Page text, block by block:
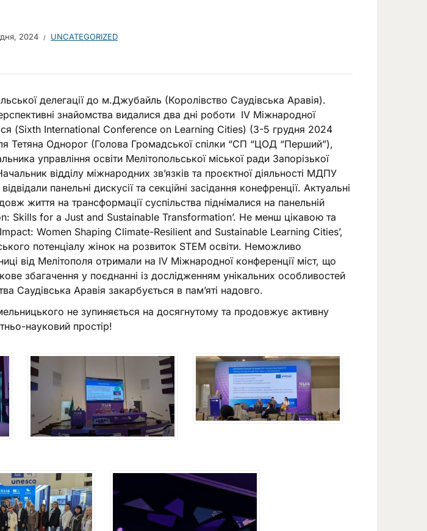
2024 UNCATEGORIZED
делегації до м.Джубайль (Королівство Саудівська Аравія).
знайомства видалися два дні роботи IV Міжнародної
(Sixth International Conference on Learning Cities) (3-5 грудня 2024
Тетяна Однорог (Голова Громадської спілки “СП “ЦОД “Перший”),
управління освіти Мелітопольської міської ради Запорізької
відділу міжнародних зв’язків та проєктної діяльності МДПУ
панельні дискусії та секційні засідання конефренції. Актуальні
життя на трансформації суспільства піднімалися на панельній
Skills for a Just and Sustainable Transformation’. Не менш цікавою та
Impact: Women Shaping Climate-Resilient and Sustainable Learning Cities’,
потенціалу жінок на розвиток STEM освіти. Неможливо
від Мелітополя отримали на IV Міжнародної конференції міст, що
збагачення у поєднанні із дослідженням унікальних особливостей
Саудівська Аравія закарбується в пам’яті надовго.
не зупиняється на досягнутому та продовжує активну
науковий простір!